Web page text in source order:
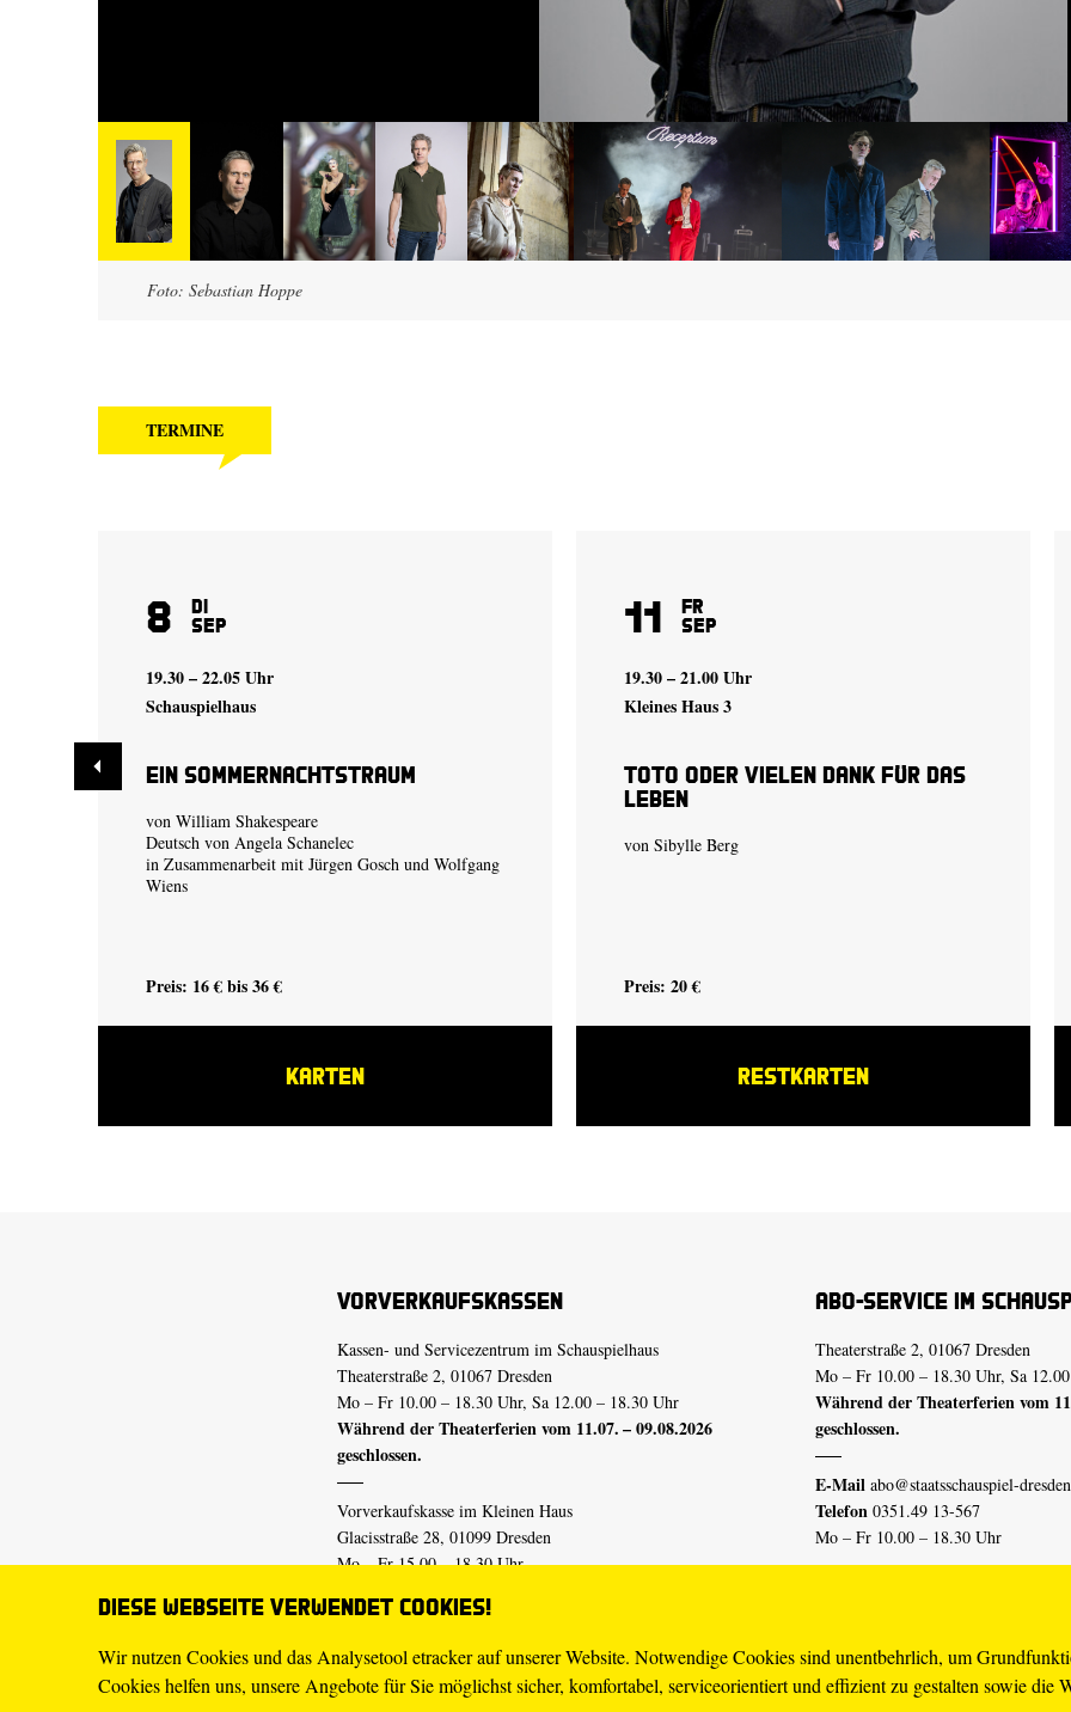
Diese Webseite verwendet Cookies!
Wir nutzen Cookies und das Analysetool etracker auf unserer Website. Notwendige Cookies sind unentbehrlich, um
Cookies helfen uns, unsere Angebote für Sie möglichst sicher, komfortabel, serviceorientiert und effizient zu gestalten sowie die
Foto: Sebastian Hoppe
TERMINE
8 Di
Sep
19.30 – 22.05 Uhr
Schauspielhaus
Ein Sommer­nachtstraum
von William Shakespeare
Deutsch von Angela Schanelec
in Zusammenarbeit mit Jürgen Gosch und Wolfgang
Wiens
Preis: 16 € bis 36 €
KARTEN
11 Fr
Sep
19.30 – 21.00 Uhr
Kleines Haus 3
Toto oder Vielen Dank für das
Leben
von Sibylle Berg
Preis: 20 €
RESTKARTEN
Vorverkaufskassen
Kassen- und Servicezentrum im Schauspielhaus
Theaterstraße 2, 01067 Dresden
Mo – Fr 10.00 – 18.30 Uhr, Sa 12.00 – 18.30 Uhr
Während der Theaterferien vom 11.07. – 09.08.2026
geschlossen.
Vorverkaufskasse im Kleinen Haus
Glacisstraße 28, 01099 Dresden
Mo – Fr 15.00 – 18.30 Uhr
geschlossen.
E-Mail tickets@staatsschauspiel-dresden.de
Abo-Service im
Theaterstraße 2, 01067 Dresden
Mo – Fr 10.00 – 18.30 Uhr, Sa
Während der Theaterferien vom
geschlossen.
E-Mail abo@staatsschauspiel-
Telefon 0351.49 13-567
Mo – Fr 10.00 – 18.30 Uhr
Erklärung Barrierefreiheit